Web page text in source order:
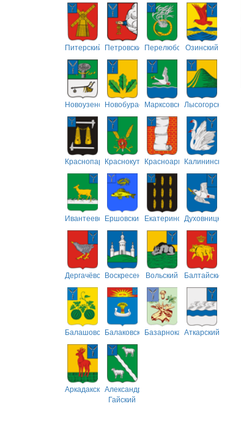
Питерский ПетровскийПерелюбскийОзинский
НовоузенскийНовобурасскийМарксовскийЛысогорский
Краснопартизанский
КраснокутскийКрасноармейский
Калининский
ИвантеевскийЕршовский ЕкатериновскийДуховницкий
ДергачёвскийВоскресенскийВольский Балтайский
БалашовскийБалаковскийБазарнокарабулакский
Аткарский
АркадакскийАлександрово-
Гайский